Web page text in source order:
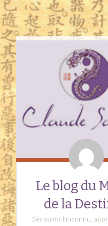
Le blog du
de la
Découvrir l'inconnu,